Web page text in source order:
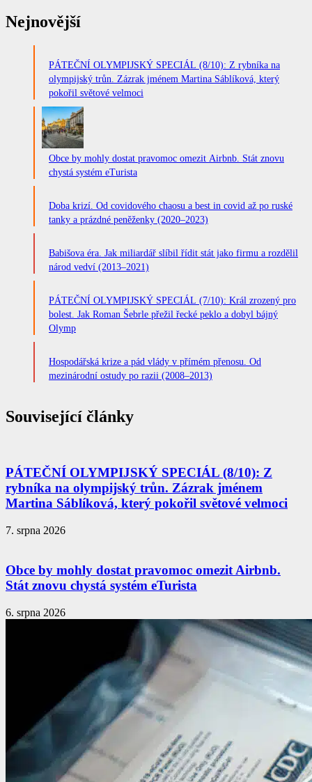
Nejnovější
PÁTEČNÍ OLYMPIJSKÝ SPECIÁL (8/10): Z rybníka na
olympijský trůn. Zázrak jménem Martina Sáblíková, který
pokořil světové velmoci
Obce by mohly dostat pravomoc omezit Airbnb. Stát znovu
chystá systém eTurista
Doba krizí. Od covidového chaosu a best in covid až po ruské
tanky a prázdné peněženky (2020–2023)
Babišova éra. Jak miliardář slíbil řídit stát jako firmu a rozdělil
národ vedví (2013–2021)
PÁTEČNÍ OLYMPIJSKÝ SPECIÁL (7/10): Král zrozený pro
bolest. Jak Roman Šebrle přežil řecké peklo a dobyl bájný
Olymp
Hospodářská krize a pád vlády v přímém přenosu. Od
mezinárodní ostudy po razii (2008–2013)
Související články
PÁTEČNÍ OLYMPIJSKÝ SPECIÁL (8/10): Z
rybníka na olympijský trůn. Zázrak jménem
Martina Sáblíková, který pokořil světové velmoci
7. srpna 2026
Obce by mohly dostat pravomoc omezit Airbnb.
Stát znovu chystá systém eTurista
6. srpna 2026